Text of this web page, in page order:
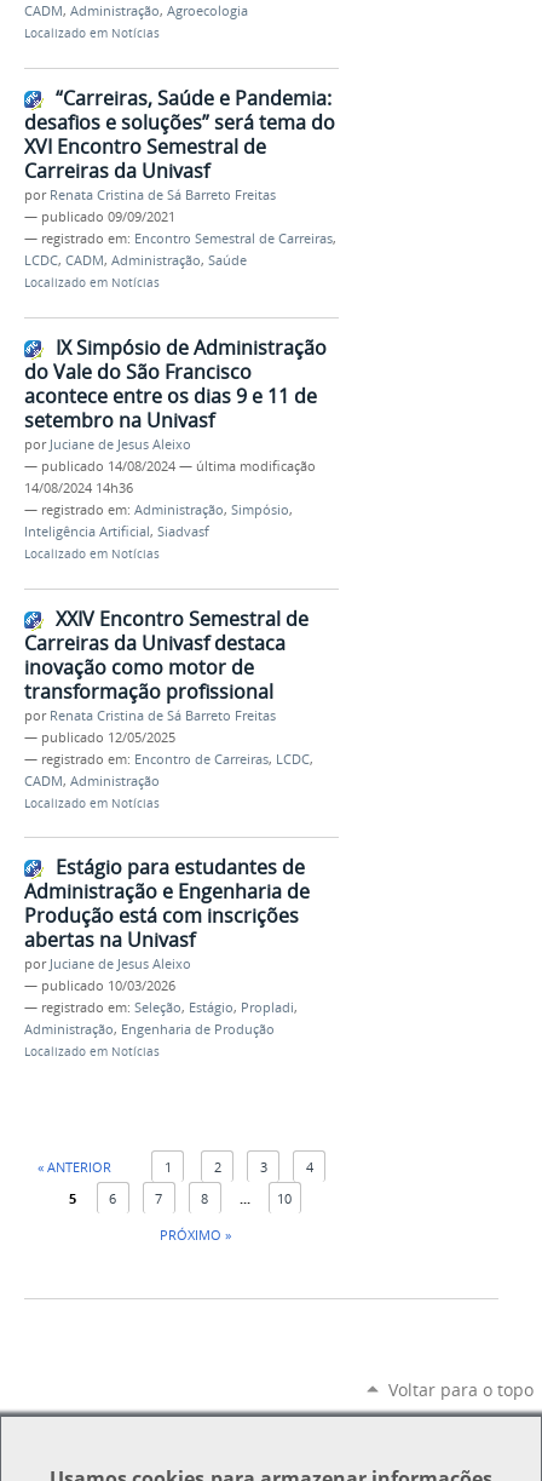
CADM, Administração, Agroecologia
Localizado em Notícias
“Carreiras, Saúde e Pandemia:
desafios e soluções” será tema do
XVI Encontro Semestral de
Carreiras da Univasf
por Renata Cristina de Sá Barreto Freitas
— publicado 09/09/2021
— registrado em: Encontro Semestral de Carreiras,
LCDC, CADM, Administração, Saúde
Localizado em Notícias
IX Simpósio de Administração
do Vale do São Francisco
acontece entre os dias 9 e 11 de
setembro na Univasf
por Juciane de Jesus Aleixo
— publicado 14/08/2024 — última modificação
14/08/2024 14h36
— registrado em: Administração, Simpósio,
Inteligência Artificial, Siadvasf
Localizado em Notícias
XXIV Encontro Semestral de
Carreiras da Univasf destaca
inovação como motor de
transformação profissional
por Renata Cristina de Sá Barreto Freitas
— publicado 12/05/2025
— registrado em: Encontro de Carreiras, LCDC,
CADM, Administração
Localizado em Notícias
Estágio para estudantes de
Administração e Engenharia de
Produção está com inscrições
abertas na Univasf
por Juciane de Jesus Aleixo
— publicado 10/03/2026
— registrado em: Seleção, Estágio, Propladi,
Administração, Engenharia de Produção
Localizado em Notícias
« ANTERIOR 1 2 3
4
5
6 7 8 ...
10
PRÓXIMO »
Voltar para o topo